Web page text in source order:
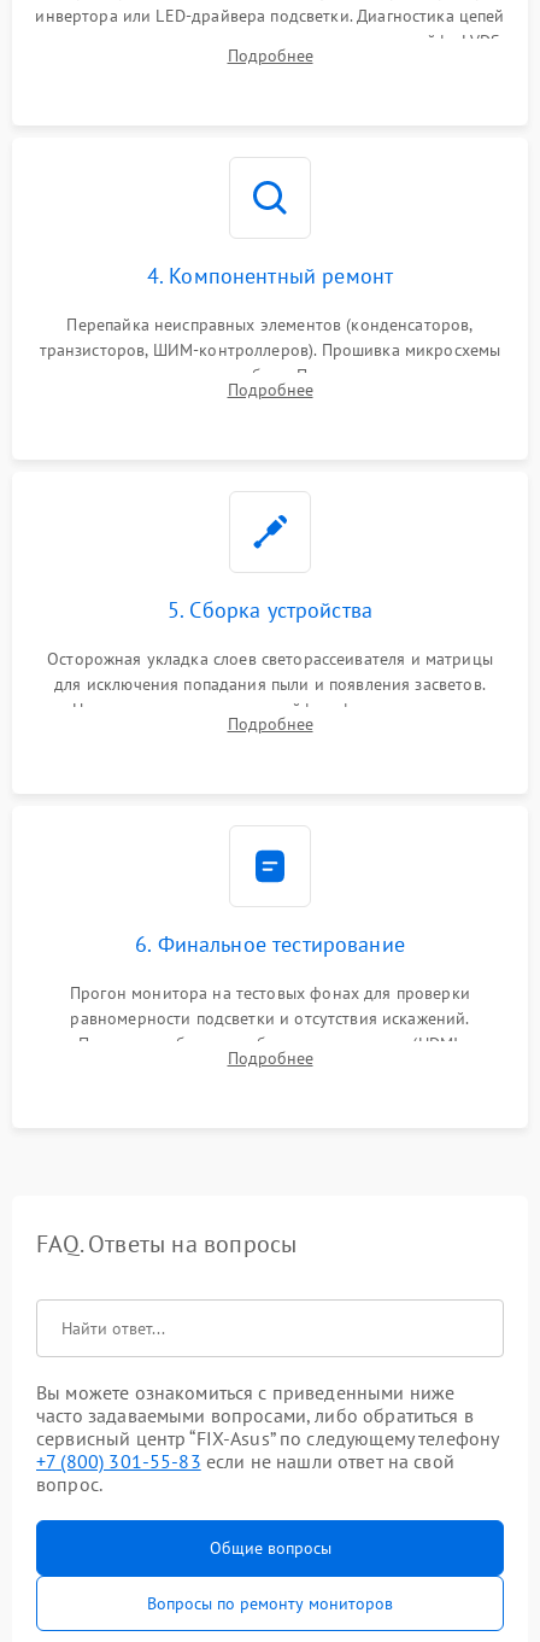
инвертора или LED-драйвера подсветки. Диагностика цепей
питания скалера и тестирование сигналов на шлейфе LVDS
Подробнее
4. Компонентный ремонт
Перепайка неисправных элементов (конденсаторов,
транзисторов, ШИМ-контроллеров). Прошивка микросхемы
памяти при программных сбоях. При поломке подсветки —
разборка матрицы и замена выгоревших светодиодов.
Подробнее
5. Сборка устройства
Осторожная укладка слоев светорассеивателя и матрицы
для исключения попадания пыли и появления засветов.
Надежное подключение шлейфов, фиксация плат и
аккуратное защелкивание пластикового корпуса монитора.
Подробнее
6. Финальное тестирование
Прогон монитора на тестовых фонах для проверки
равномерности подсветки и отсутствия искажений.
Проверка работоспособности всех портов (HDMI,
DisplayPort, VGA) и кнопок управления под нагрузкой в
Подробнее
FAQ. Ответы на вопросы
Вы можете ознакомиться с приведенными ниже
часто задаваемыми вопросами, либо обратиться в
сервисный центр “FIX-Asus” по следующему телефону
+7 (800) 301-55-83 если не нашли ответ на свой
вопрос.
Общие вопросы
Вопросы по ремонту мониторов